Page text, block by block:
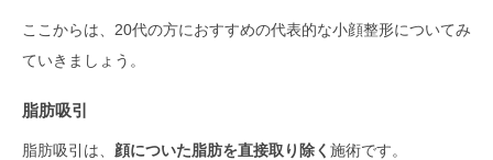
ここからは、20代の方におすすめの代表的な小顔整形についてみ
ていきましょう。
脂肪吸引
脂肪吸引は、 顔についた脂肪を直接取り除く 施術です。